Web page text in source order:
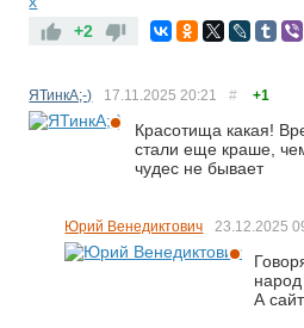
+2
ЯТинкА;-) 17.11.2025 20:21 # +1
Красотища какая!
стали еще краше,
чудес не бывает
Юрий Венедиктович 23.12.2025
А